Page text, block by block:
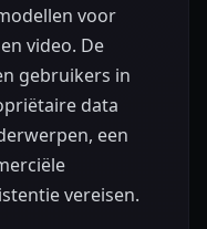
voor
video. De
gebruikers in
data
een
vereisen.